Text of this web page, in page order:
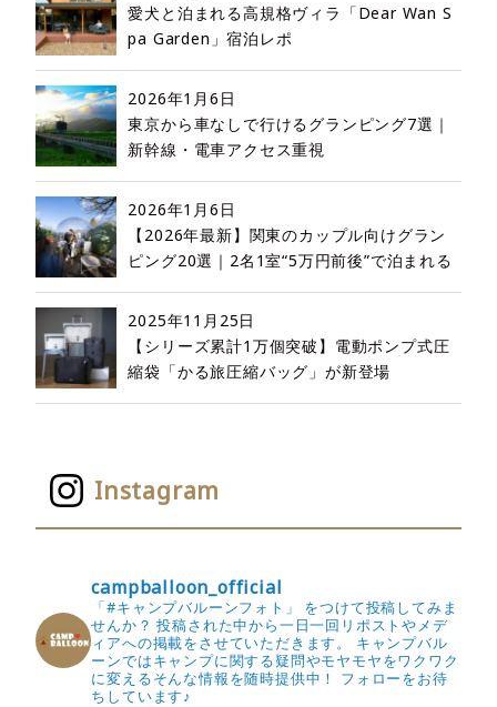
愛犬と泊まれる高規格ヴィラ「Dear Wan S
pa Garden」宿泊レポ
2026年1月6日
東京から車なしで行けるグランピング7選｜
新幹線・電車アクセス重視
2026年1月6日
【2026年最新】関東のカップル向けグラン
ピング20選｜2名1室“5万円前後”で泊まれる
2025年11月25日
【シリーズ累計1万個突破】電動ポンプ式圧
縮袋「かる旅圧縮バッグ」が新登場
Instagram
campballoon_official
「#キャンプバルーンフォト」 をつけて投稿してみま
せんか？ 投稿された中から一日一回リポストやメデ
ィアへの掲載をさせていただきます。
キャンプバル
ーンではキャンプに関する疑問やモヤモヤをワクワク
に変えるそんな情報を随時提供中！
フォローをお待
ちしています♪